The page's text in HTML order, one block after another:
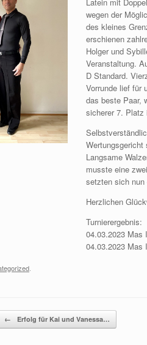
wegen der
des kleines
erschienen
Holger und
Veranstaltung.
D Standard.
Vorrunde lief für
das beste Paar,
sicherer 7.
Wertungsgericht
Langsame
musste eine
setzten sich nun
Herzlichen
Turnierergebnis:
04.03.2023 Mas
04.03.2023 Mas
← Erfolg für Kai und Vanessa…